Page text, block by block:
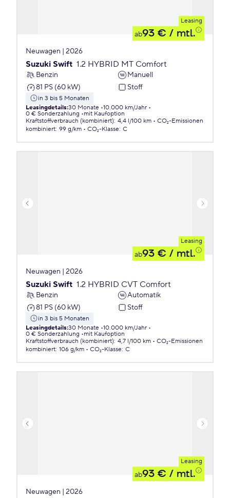
Leasing
ab93 € / mtl.
Neuwagen | 2026
Suzuki Swift 1.2 HYBRID MT Comfort
Benzin
Manuell
81 PS (60 kW)
Stoff
in 3 bis 5 Monaten
Leasingdetails:30 Monate 10.000 km/Jahr
0 € Sonderzahlung
mit Kaufoption
Kraftstoffverbrauch (kombiniert): 4,4 l/100 km
CO₂-Emissionen
kombiniert: 99 g/km CO₂-Klasse: C
Leasing
ab93 € / mtl.
Neuwagen | 2026
Suzuki Swift 1.2 HYBRID CVT Comfort
Benzin
Automatik
81 PS (60 kW)
Stoff
in 3 bis 5 Monaten
Leasingdetails:30 Monate 10.000 km/Jahr
0 € Sonderzahlung
mit Kaufoption
Kraftstoffverbrauch (kombiniert): 4,7 l/100 km
CO₂-Emissionen
kombiniert: 106 g/km CO₂-Klasse: C
Leasing
ab93 € / mtl.
Neuwagen | 2026